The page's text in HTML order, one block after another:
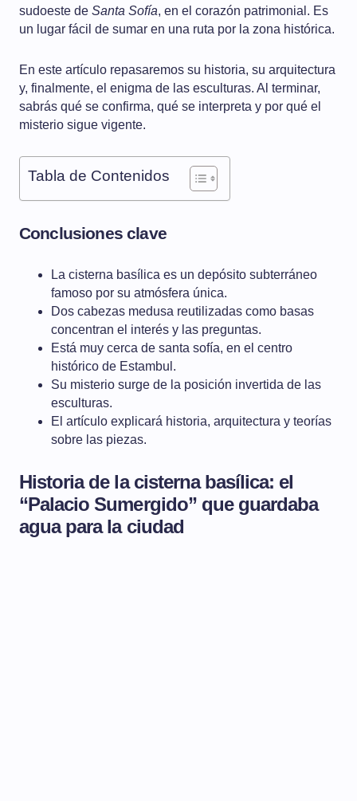
sudoeste de Santa Sofía, en el corazón patrimonial. Es
un lugar fácil de sumar en una ruta por la zona histórica.
En este artículo repasaremos su historia, su arquitectura
y, finalmente, el enigma de las esculturas. Al terminar,
sabrás qué se confirma, qué se interpreta y por qué el
misterio sigue vigente.
Tabla de Contenidos
Conclusiones clave
La cisterna basílica es un depósito subterráneo
famoso por su atmósfera única.
Dos cabezas medusa reutilizadas como basas
concentran el interés y las preguntas.
Está muy cerca de santa sofía, en el centro
histórico de Estambul.
Su misterio surge de la posición invertida de las
esculturas.
El artículo explicará historia, arquitectura y teorías
sobre las piezas.
Historia de la cisterna basílica: el
“Palacio Sumergido” que guardaba
agua para la ciudad